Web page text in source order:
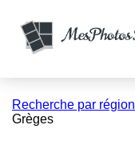
Recherche par région
Grèges